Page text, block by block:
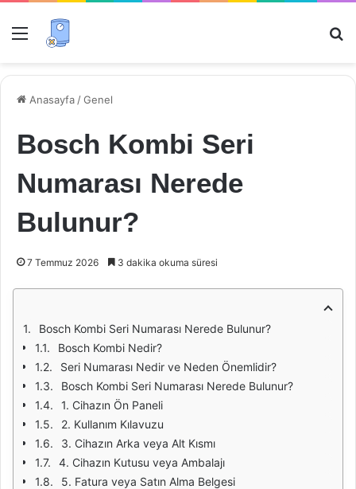
Menü
Anasayfa /Genel
Bosch Kombi Seri
Numarası Nerede
Bulunur?
7 Temmuz 2026 3 dakika okuma süresi
Bosch Kombi Seri Numarası Nerede Bulunur?
Bosch Kombi Nedir?
Seri Numarası Nedir ve Neden Önemlidir?
Bosch Kombi Seri Numarası Nerede Bulunur?
1. Cihazın Ön Paneli
2. Kullanım Kılavuzu
3. Cihazın Arka veya Alt Kısmı
4. Cihazın Kutusu veya Ambalajı
5. Fatura veya Satın Alma Belgesi